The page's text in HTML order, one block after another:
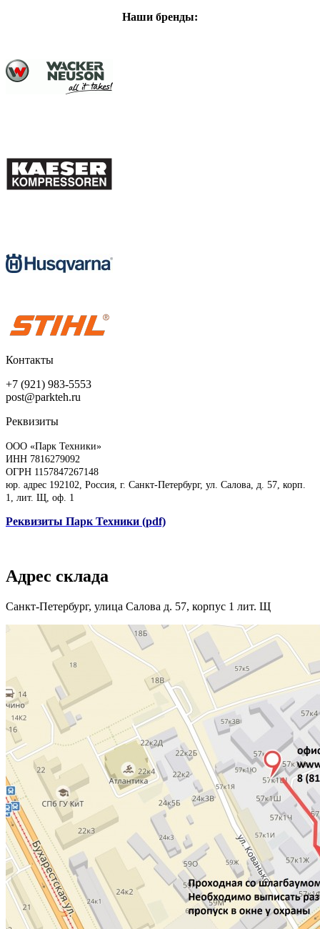
Наши бренды:
Контакты
+7 (921) 983-5553
post@parkteh.ru
Реквизиты
ООО «Парк Техники»
ИНН 7816279092
ОГРН 1157847267148
юр. адрес 192102, Россия, г. Санкт-Петербург, ул. Салова, д. 57, корп.
1, лит. Щ, оф. 1
Реквизиты Парк Техники (pdf)
Адрес склада
Санкт-Петербург, улица Салова д. 57, корпус 1 лит. Щ